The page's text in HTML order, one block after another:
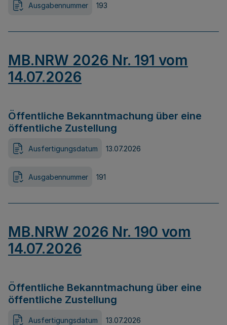
Ausgabennummer 193
MB.NRW 2026 Nr. 191 vom
14.07.2026
Öffentliche Bekanntmachung über eine
öffentliche Zustellung
Ausfertigungsdatum 13.07.2026
Ausgabennummer 191
MB.NRW 2026 Nr. 190 vom
14.07.2026
Öffentliche Bekanntmachung über eine
öffentliche Zustellung
Ausfertigungsdatum 13.07.2026